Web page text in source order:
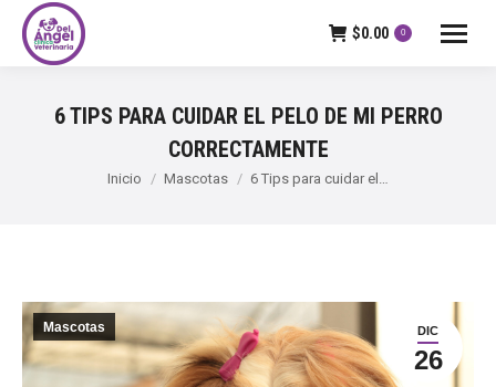
$0.00 0
6 TIPS PARA CUIDAR EL PELO DE MI PERRO
CORRECTAMENTE
Estás aquí:
Inicio Mascotas 6 Tips para cuidar el…
DIC
26
Mascotas